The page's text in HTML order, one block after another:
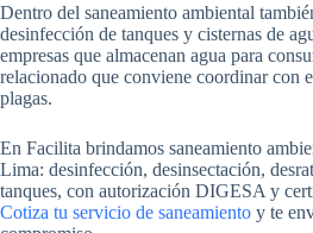
Dentro del saneamiento ambiental
desinfección de tanques y cisternas de
empresas que almacenan agua para
relacionado que conviene coordinar con
plagas.
En Facilita brindamos saneamiento
Lima: desinfección, desinsectación,
tanques, con autorización DIGESA y
Cotiza tu servicio de saneamiento y te